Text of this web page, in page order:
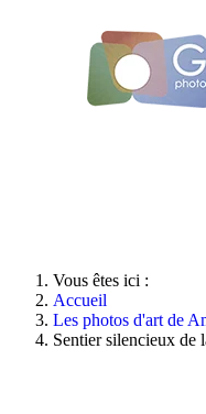
Vous êtes ici :
Accueil
Les photos d'art de
Sentier silencieux de